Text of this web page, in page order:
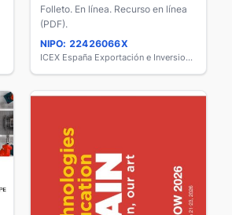
Folleto. En línea. Recurso en línea
(PDF).
NIPO: 22426066X
ICEX España Exportación e Inversiones